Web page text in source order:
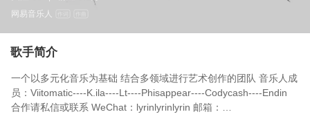
网易音乐人
歌手简介
一个以多元化音乐为基础 结合多领域进行艺术创作的团队 音乐人成
员：Viitomatic----K.ila----Lt----Phisappear----Codycash----Endin
合作请私信或联系 WeChat：lyrinlyrinlyrin 邮箱：